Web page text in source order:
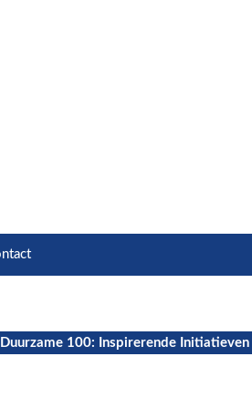
Duurzame 100: Inspirerende